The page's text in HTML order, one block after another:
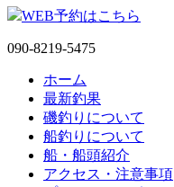
WEB予約はこちら
090-8219-5475
ホーム
最新釣果
磯釣りについて
船釣りについて
船・船頭紹介
アクセス・注意事項